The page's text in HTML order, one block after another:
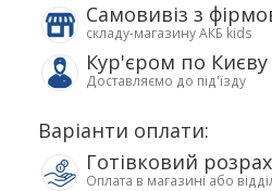
Самовивіз з
складу-магазину АКБ kids
Кур'єром по Києву
Доставляємо до під'їзду
Варіанти оплати:
Готівковий
Оплата в магазині або